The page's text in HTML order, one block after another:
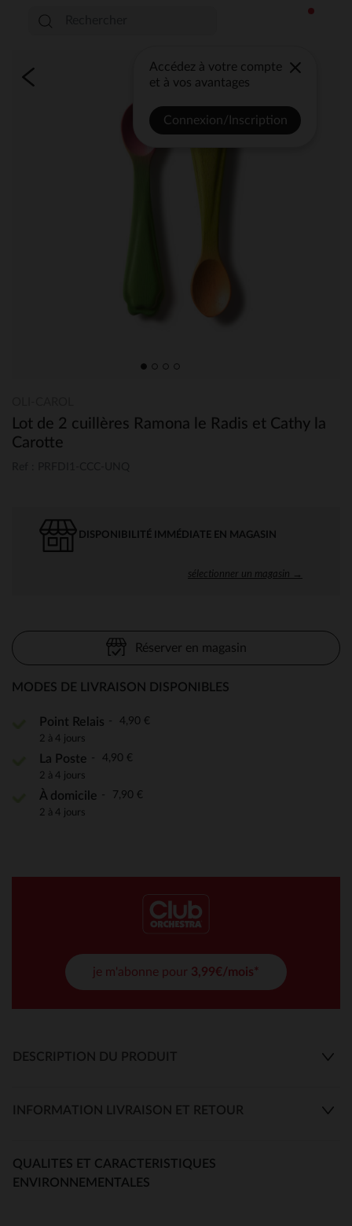
Accédez à votre compte
et à vos avantages
Connexion/Inscription
Lot de 2 cuillères Ramona le Radis et Cathy la
Carotte
DISPONIBILITÉ IMMÉDIATE EN MAGASIN
sélectionner un magasin →
Réserver en magasin
MODES DE LIVRAISON DISPONIBLES
Point Relais 4,90 €
2 à 4 jours
La Poste 4,90 €
2 à 4 jours
À domicile 7,90 €
2 à 4 jours
je m'abonne pour 3,99€/mois*
DESCRIPTION DU PRODUIT
INFORMATION LIVRAISON ET RETOUR
QUALITES ET CARACTERISTIQUES
ENVIRONNEMENTALES